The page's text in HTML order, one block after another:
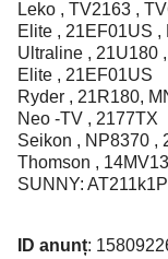
Leko , TV2163 ,
Elite , 21EF01US ,
Ultraline , 21U180 ,
Elite , 21EF01US
Ryder , 21R180,
Neo -TV , 2177TX
Seikon , NP8370 ,
Thomson ,
SUNNY:
ID anunț: